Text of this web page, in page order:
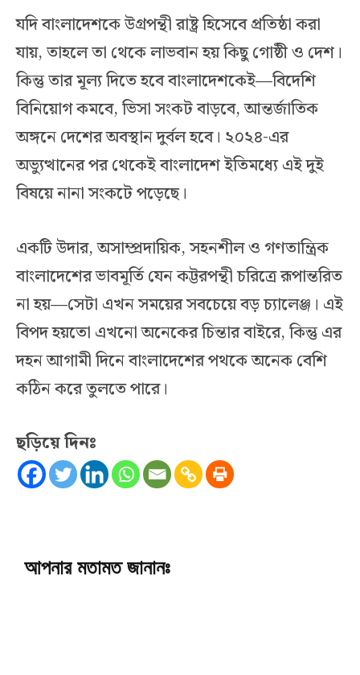
যদি বাংলাদেশকে উগ্রপন্থী রাষ্ট্র হিসেবে প্রতিষ্ঠা করা
যায়, তাহলে তা থেকে লাভবান হয় কিছু গোষ্ঠী ও দেশ।
কিন্তু তার মূল্য দিতে হবে বাংলাদেশকেই—বিদেশি
বিনিয়োগ কমবে, ভিসা সংকট বাড়বে, আন্তর্জাতিক
অঙ্গনে দেশের অবস্থান দুর্বল হবে। ২০২৪-এর
অভ্যুত্থানের পর থেকেই বাংলাদেশ ইতিমধ্যে এই দুই
বিষয়ে নানা সংকটে পড়েছে।
একটি উদার, অসাম্প্রদায়িক, সহনশীল ও গণতান্ত্রিক
বাংলাদেশের ভাবমূর্তি যেন কট্টরপন্থী চরিত্রে রূপান্তরিত
না হয়—সেটা এখন সময়ের সবচেয়ে বড় চ্যালেঞ্জ। এই
বিপদ হয়তো এখনো অনেকের চিন্তার বাইরে, কিন্তু এর
দহন আগামী দিনে বাংলাদেশের পথকে অনেক বেশি
কঠিন করে তুলতে পারে।
ছড়িয়ে দিনঃ
আপনার মতামত জানানঃ